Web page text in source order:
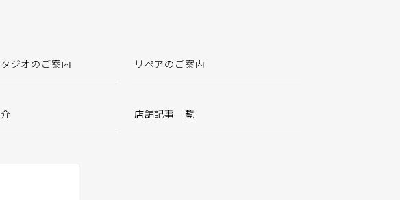
ジオのご案内 リペアのご案内
店舗記事一覧